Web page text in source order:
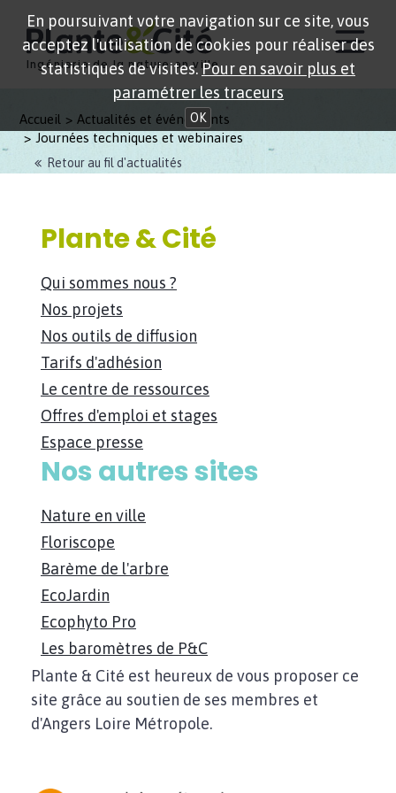
En poursuivant votre navigation sur ce site, vous
acceptez l'utilisation de cookies pour réaliser des
statistiques de visites.Pour en savoir plus et
paramétrer les traceurs
OK
Ingénierie de la nature en ville
Accueil
Actualités et événements
Journées techniques et webinaires
Retour au fil d'actualités
Plante & Cité
Qui sommes nous ?
Nos projets
Nos outils de diffusion
Tarifs d'adhésion
Le centre de ressources
Offres d'emploi et stages
Espace presse
Nos autres sites
Nature en ville
Floriscope
Barème de l'arbre
EcoJardin
Ecophyto Pro
Les baromètres de P&C
Plante & Cité est heureux de vous proposer ce
site grâce au soutien de ses membres et
d'Angers Loire Métropole.